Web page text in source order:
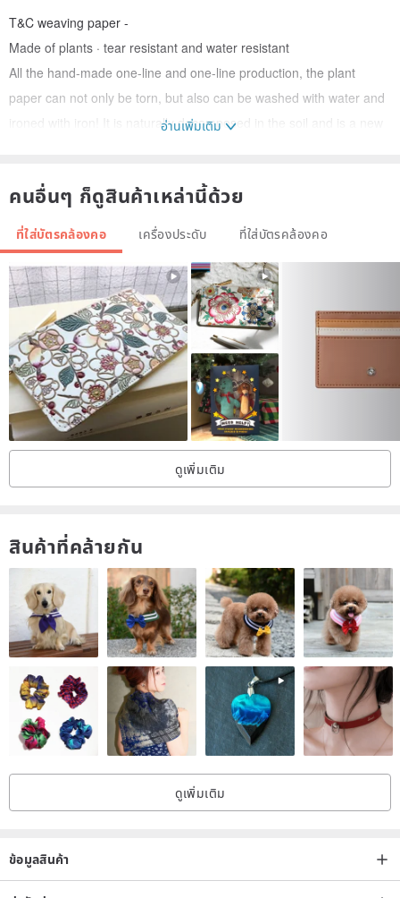
T&C weaving paper -
Made of plants · tear resistant and water resistant
All the hand-made one-line and one-line production, the plant
paper can not only be torn, but also can be washed with water and
ironed with iron! It is naturally decomposed in the soil and is a new
a unique retro feeling because of the different habits of each
person. You are also a creator!
Let us use the temperature of our hands to interweave a warm and
full of emotions through the plant paper!
อ่านเพิ่มเติม
คนอื่นๆ ก็ดูสินค้าเหล่านี้ด้วย
ที่ใส่บัตรคล้องคอ เครื่องประดับ ที่ใส่บัตรคล้องคอ
ดูเพิ่มเติม
สินค้าที่คล้ายกัน
ดูเพิ่มเติม
ข้อมูลสินค้า